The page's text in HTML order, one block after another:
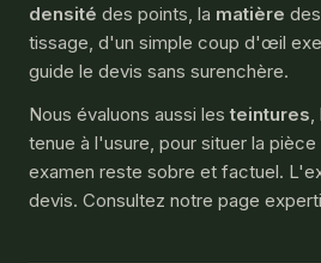
densité des points, la matière
tissage, d'un simple coup d'œil
guide le devis sans surenchère.
Nous évaluons aussi lesteintures
tenue à l'usure, pour situer la
examen reste sobre et factuel.
devis. Consultez notre page